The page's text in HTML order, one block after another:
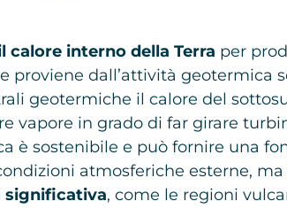
calore interno della Terra per
proviene dall’attività geotermica
geotermiche il calore del
vapore in grado di far girare
è sostenibile e può fornire una
atmosferiche esterne, ma
significativa, come le regioni